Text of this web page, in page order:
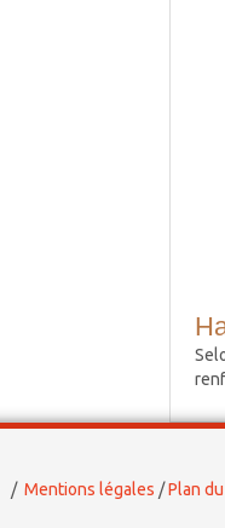
/ Mentions légales /Plan